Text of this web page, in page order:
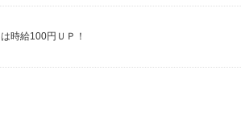
時給100円ＵＰ！